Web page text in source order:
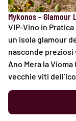
Mykonos - Glamour
VIP-Vino in
un isola glamour
nasconde
Ano Mera la
vecchie viti